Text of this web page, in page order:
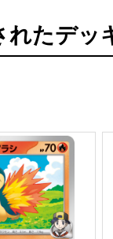
れたデッ